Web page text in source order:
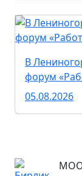
В
форум
05.08.2026
МОО